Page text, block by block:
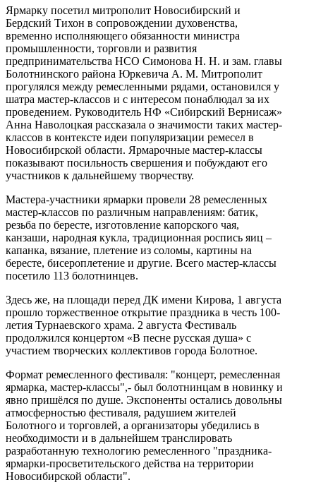
Ярмарку посетил митрополит Новосибирский и
Бердский Тихон в сопровождении духовенства,
временно исполняющего обязанности министра
промышленности, торговли и развития
предпринимательства НСО Симонова Н. Н. и зам. главы
Болотнинского района Юркевича А. М. Митрополит
прогулялся между ремесленными рядами, остановился у
шатра мастер-классов и с интересом понаблюдал за их
проведением. Руководитель НФ «Сибирский Вернисаж»
Анна Наволоцкая рассказала о значимости таких мастер-
классов в контексте идеи популяризации ремесел в
Новосибирской области. Ярмарочные мастер-классы
показывают посильность свершения и побуждают его
участников к дальнейшему творчеству.
Мастера-участники ярмарки провели 28 ремесленных
мастер-классов по различным направлениям: батик,
резьба по бересте, изготовление капорского чая,
канзаши, народная кукла, традиционная роспись яиц –
капанка, вязание, плетение из соломы, картины на
бересте, бисероплетение и другие. Всего мастер-классы
посетило 113 болотнинцев.
Здесь же, на площади перед ДК имени Кирова, 1 августа
прошло торжественное открытие праздника в честь 100-
летия Турнаевского храма. 2 августа Фестиваль
продолжился концертом «В песне русская душа» с
участием творческих коллективов города Болотное.
Формат ремесленного фестиваля: "концерт, ремесленная
ярмарка, мастер-классы",- был болотнинцам в новинку и
явно пришёлся по душе. Экспоненты остались довольны
атмосферностью фестиваля, радушием жителей
Болотного и торговлей, а организаторы убедились в
необходимости и в дальнейшем транслировать
разработанную технологию ремесленного "праздника-
ярмарки-просветительского действа на территории
Новосибирской области".